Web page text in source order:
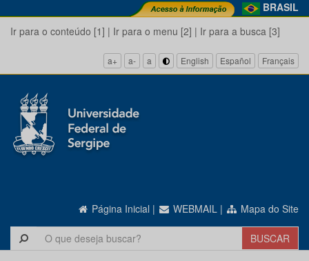
BRASIL
Ir para o conteúdo [1] | Ir para o menu [2] | Ir para a busca [3]
a+ a- a English Español Français
Página Inicial | WEBMAIL | Mapa do Site